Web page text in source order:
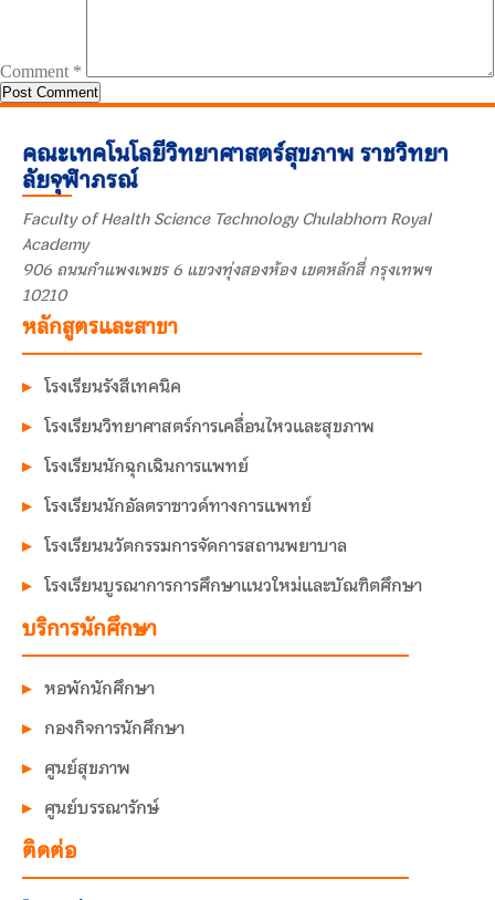
Comment *
คณะเทคโนโลยีวิทยาศาสตร์สุขภาพ ราชวิทยา
ลัยจุฬาภรณ์
Faculty of Health Science Technology Chulabhorn Royal
Academy
906 ถนนกำแพงเพชร 6 แขวงทุ่งสองห้อง เขตหลักสี่ กรุงเทพฯ
10210
หลักสูตรและสาขา
โรงเรียนรังสีเทคนิค
โรงเรียนวิทยาศาสตร์การเคลื่อนไหวและสุขภาพ
โรงเรียนนักฉุกเฉินการแพทย์
โรงเรียนนักอัลตราซาวด์ทางการแพทย์
โรงเรียนนวัตกรรมการจัดการสถานพยาบาล
โรงเรียนบูรณาการการศึกษาแนวใหม่และบัณฑิตศึกษา
บริการนักศึกษา
หอพักนักศึกษา
กองกิจการนักศึกษา
ศูนย์สุขภาพ
ศูนย์บรรณารักษ์
ติดต่อ